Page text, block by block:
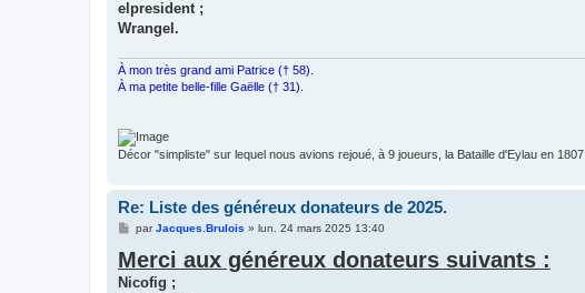
elpresident ;
Wrangel.
À mon très grand ami Patrice († 58).
À ma petite belle-fille Gaëlle († 31).
Décor "simpliste" sur lequel nous avions rejoué, à 9 joueurs, la Bataille d'Eylau en 1807.
Re: Liste des généreux donateurs de 2025.
M
s
s
a
parJacques.Brulois » lun. 24 mars 2025 13:40
Merci aux généreux donateurs suivants :
Nicofig ;